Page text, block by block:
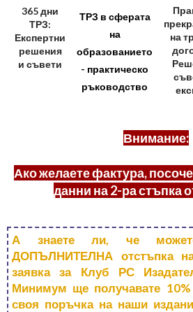
365 дни
ТРЗ:
Експертни
решения
и съвети
ТРЗ в сферата
на
образованието
- практическо
ръководство
на
Внимание:
Ако желаете фактура,
данни на 2-ра стъпка
А знаете ли, че
ДОПЪЛНИТЕЛНА отстъпка
заявка за Клуб РС
Минимум ще получавате 10%
своя поръчка на наши